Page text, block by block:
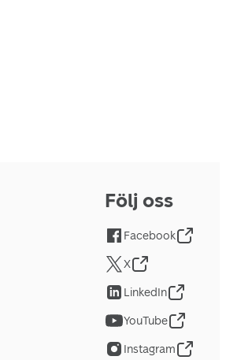
Följ oss
Facebook
X
LinkedIn
YouTube
Instagram